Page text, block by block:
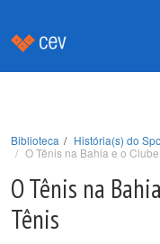
Biblioteca
História(s) do
O Tênis na Bahia e o
O Tênis na
Tênis